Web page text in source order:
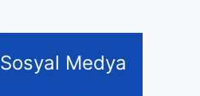
Sosyal Medya